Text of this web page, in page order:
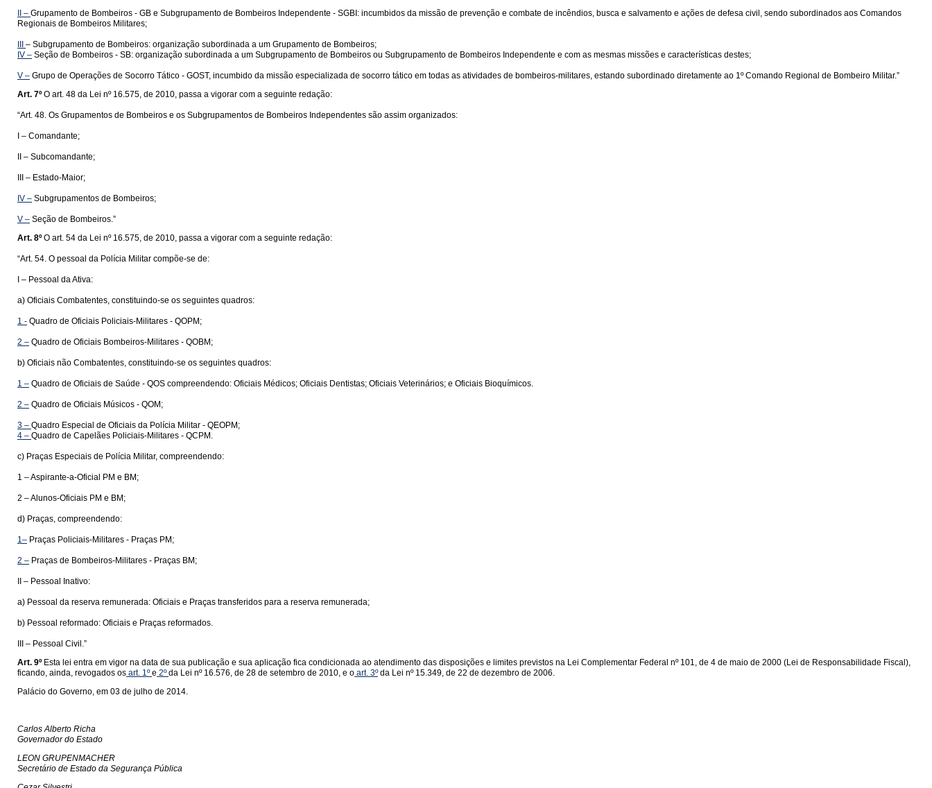
II – Grupamento de Bombeiros - GB e Subgrupamento de Bombeiros Independente - SGBI: incumbidos da missão de prevenção e combate de incêndios, busca e salvamento e ações de defesa civil, sendo subordinados aos Comandos
Regionais de Bombeiros Militares;
– Subgrupamento de Bombeiros: organização subordinada a um Grupamento de Bombeiros;
IV – Seção de Bombeiros - SB: organização subordinada a um Subgrupamento de Bombeiros ou Subgrupamento de Bombeiros Independente e com as mesmas missões e características destes;
V – Grupo de Operações de Socorro Tático - GOST, incumbido da missão especializada de socorro tático em todas as atividades de bombeiros-militares, estando subordinado diretamente ao 1º Comando Regional de Bombeiro Militar.”
Art. 7º O art. 48 da Lei nº 16.575, de 2010, passa a vigorar com a seguinte redação:
“Art. 48. Os Grupamentos de Bombeiros e os Subgrupamentos de Bombeiros Independentes são assim organizados:
I – Comandante;
II – Subcomandante;
III – Estado-Maior;
IV – Subgrupamentos de Bombeiros;
V – Seção de Bombeiros.”
Art. 8º O art. 54 da Lei nº 16.575, de 2010, passa a vigorar com a seguinte redação:
“Art. 54. O pessoal da Polícia Militar compõe-se de:
I – Pessoal da Ativa:
a) Oficiais Combatentes, constituindo-se os seguintes quadros:
1 - Quadro de Oficiais Policiais-Militares - QOPM;
2 – Quadro de Oficiais Bombeiros-Militares - QOBM;
b) Oficiais não Combatentes, constituindo-se os seguintes quadros:
1 – Quadro de Oficiais de Saúde - QOS compreendendo: Oficiais Médicos; Oficiais Dentistas; Oficiais Veterinários; e Oficiais Bioquímicos.
2 – Quadro de Oficiais Músicos - QOM;
3 – Quadro Especial de Oficiais da Polícia Militar - QEOPM;
4 – Quadro de Capelães Policiais-Militares - QCPM.
c) Praças Especiais de Polícia Militar, compreendendo:
1 – Aspirante-a-Oficial PM e BM;
2 – Alunos-Oficiais PM e BM;
d) Praças, compreendendo:
1– Praças Policiais-Militares - Praças PM;
2 – Praças de Bombeiros-Militares - Praças BM;
II – Pessoal Inativo:
a) Pessoal da reserva remunerada: Oficiais e Praças transferidos para a reserva remunerada;
b) Pessoal reformado: Oficiais e Praças reformados.
III – Pessoal Civil.”
Art. 9º Esta lei entra em vigor na data de sua publicação e sua aplicação fica condicionada ao atendimento das disposições e limites previstos na Lei Complementar Federal nº 101, de 4 de maio de 2000 (Lei de Responsabilidade Fiscal),
ficando, ainda, revogados os art. 1ºe 2ºda Lei nº 16.576, de 28 de setembro de 2010, e o art. 3ºda Lei nº 15.349, de 22 de dezembro de 2006.
Palácio do Governo, em 03 de julho de 2014.
Carlos Alberto Richa
Governador do Estado
LEON GRUPENMACHER
Secretário de Estado da Segurança Pública